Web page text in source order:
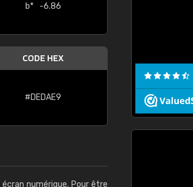
b*
-6.86
CODE HEX
#DEDAE9
numérique. Pour être
produit reçu me convient."